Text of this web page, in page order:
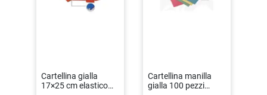
Cartellina gialla
17×25 cm elastico
Cartellina manilla
gialla 100 pezzi